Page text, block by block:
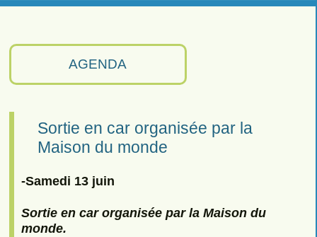
AGENDA
Sortie en car organisée par la
Maison du monde
-Samedi 13 juin
Sortie en car organisée par la Maison du
monde.